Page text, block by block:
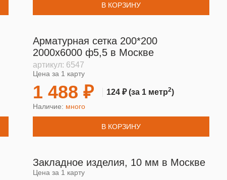
В КОРЗИНУ
Арматурная сетка 200*200
2000х6000 ф5,5 в Москве
артикул: 6547
Цена за 1 карту
1 488 ₽ 124 ₽(за 1 метр2)
Наличие: много
В КОРЗИНУ
Закладное изделия, 10 мм в Москве
Цена за 1 карту